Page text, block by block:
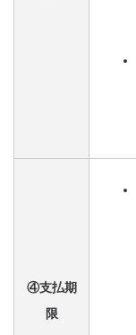
④支払期
限